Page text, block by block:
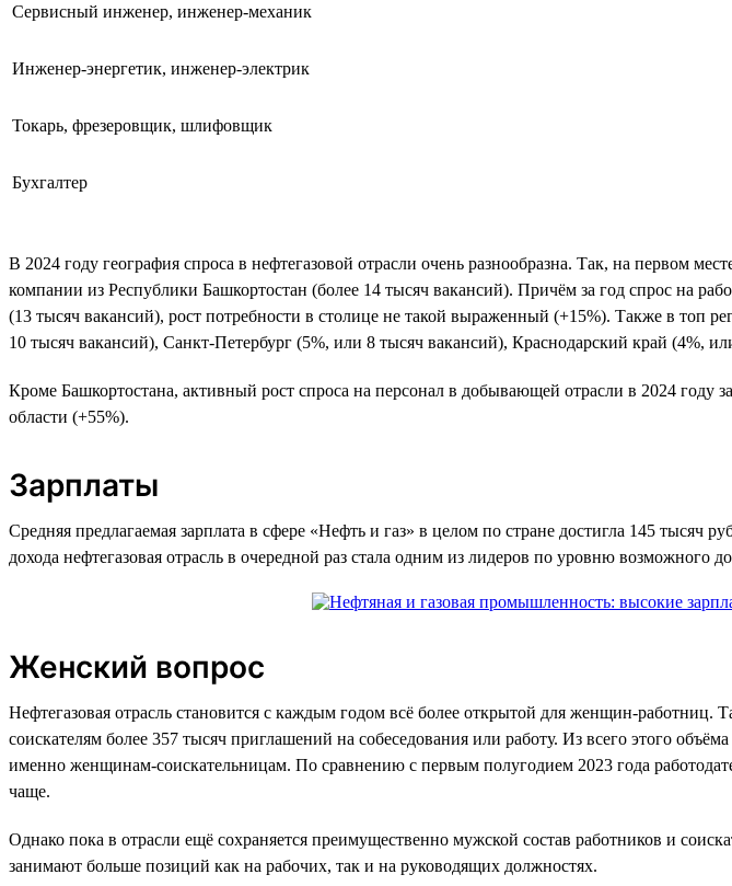
Сервисный инженер, инженер-механик
Инженер-энергетик, инженер-электрик
Токарь, фрезеровщик, шлифовщик
Бухгалтер
В 2024 году география спроса в нефтегазовой отрасли очень разнообразна. Так, на первом
компании из Республики Башкортостан (более 14 тысяч вакансий). Причём за год спрос на
(13 тысяч вакансий), рост потребности в столице не такой выраженный (+15%). Также в
10 тысяч вакансий), Санкт-Петербург (5%, или 8 тысяч вакансий), Краснодарский край (4%,
Кроме Башкортостана, активный рост спроса на персонал в добывающей отрасли в 2024 году
области (+55%).
Зарплаты
Средняя предлагаемая зарплата в сфере «Нефть и газ» в целом по стране достигла 145 тысяч
дохода нефтегазовая отрасль в очередной раз стала одним из лидеров по уровню возможного
Женский вопрос
Нефтегазовая отрасль становится с каждым годом всё более открытой для женщин-работниц.
соискателям более 357 тысяч приглашений на собеседования или работу. Из всего этого
именно женщинам-соискательницам. По сравнению с первым полугодием 2023 года
чаще.
Однако пока в отрасли ещё сохраняется преимущественно мужской состав работников и
занимают больше позиций как на рабочих, так и на руководящих должностях.